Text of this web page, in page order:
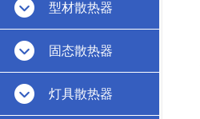
型材散热器
固态散热器
灯具散热器